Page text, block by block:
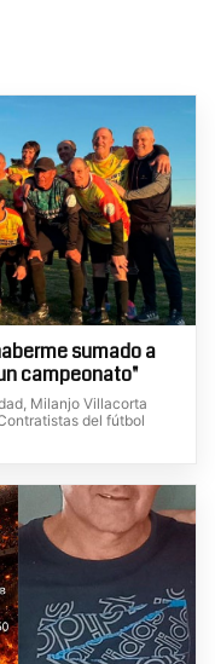
sumado a
campeonato"
Milanjo Villacorta
del fútbol